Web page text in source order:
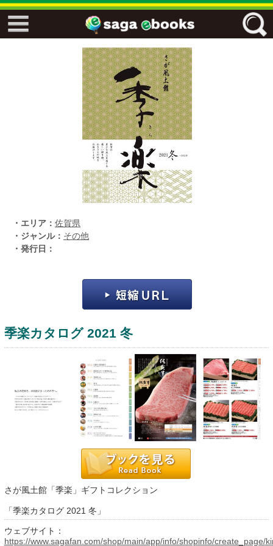
フリーワード
ジャンル
エリア
・エリア： 佐賀県
・ジャンル： その他
・発行日：
季楽カタログ 2021 冬
さが風土館「季楽」ギフトコレクション
「季楽カタログ 2021 冬」
ウェブサイト：
https://www.sagafan.com/shop/main/app/info/shopinfo/create_page/
↓↓ ebooks専用本棚 ↓↓
運営：福博印刷
saga ebooksとは
よくある質問
サイトマップ
お問い合わせ